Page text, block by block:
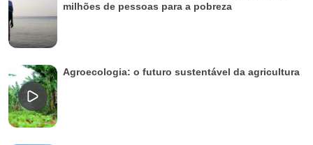
milhões de pessoas para a pobreza
Agroecologia: o futuro sustentável da agricultura